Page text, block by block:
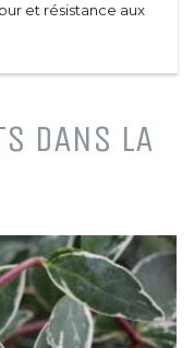
Grosses fleurs
Anglais et miniatures
Arbres fruitiers
Petits fruits
Agrumes
Fruitiers nains et formés
et résistance aux
DANS LA